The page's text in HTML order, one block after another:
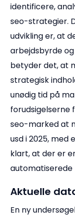
identificere,
seo-strategier.
udvikling er, at
arbejdsbyrde
betyder det, at
strategisk
unødig tid på
forudsigelserne
seo-marked at
usd i 2025, med
klart, at der er
automatiserede
Aktuelle
En ny